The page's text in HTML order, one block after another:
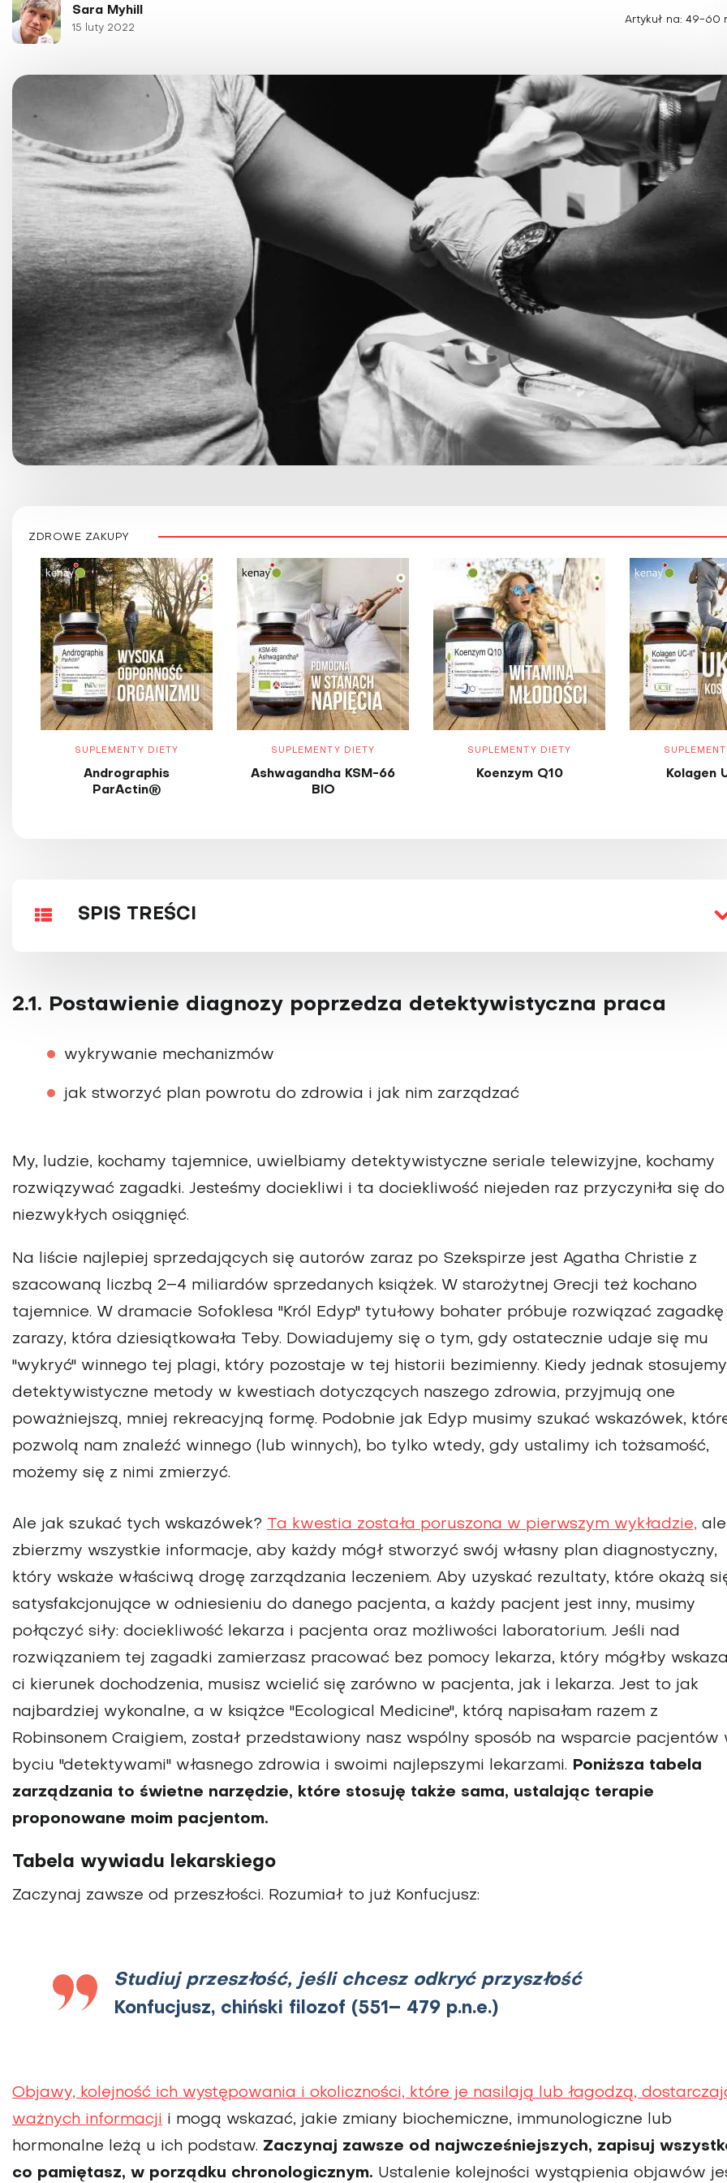
Sara Myhill
15 luty 2022
Artykuł na: 49-60
ZDROWE ZAKUPY
SUPLEMENTY DIETY
Andrographis
ParActin®
SUPLEMENTY DIETY
Ashwagandha KSM-66
BIO
SUPLEMENTY DIETY
Koenzym Q10 Kolagen
SPIS TREŚCI
2.1. Postawienie diagnozy poprzedza detektywistyczna praca
wykrywanie mechanizmów
jak stworzyć plan powrotu do zdrowia i jak nim zarządzać
My, ludzie, kochamy tajemnice, uwielbiamy detektywistyczne seriale telewizyjne, kochamy
rozwiązywać zagadki. Jesteśmy dociekliwi i ta dociekliwość niejeden raz przyczyniła się do
niezwykłych osiągnięć.
Na liście najlepiej sprzedających się autorów zaraz po Szekspirze jest Agatha Christie z
szacowaną liczbą 2–4 miliardów sprzedanych książek. W starożytnej Grecji też kochano
tajemnice. W dramacie Sofoklesa "Król Edyp" tytułowy bohater próbuje rozwiązać zagadkę
zarazy, która dziesiątkowała Teby. Dowiadujemy się o tym, gdy ostatecznie udaje się mu
"wykryć" winnego tej plagi, który pozostaje w tej historii bezimienny. Kiedy jednak stosujemy
detektywistyczne metody w kwestiach dotyczących naszego zdrowia, przyjmują one
poważniejszą, mniej rekreacyjną formę. Podobnie jak Edyp musimy szukać wskazówek,
pozwolą nam znaleźć winnego (lub winnych), bo tylko wtedy, gdy ustalimy ich tożsamość,
możemy się z nimi zmierzyć.
Ale jak szukać tych wskazówek? Ta kwestia została poruszona w pierwszym wykładzie, ale
zbierzmy wszystkie informacje, aby każdy mógł stworzyć swój własny plan diagnostyczny,
który wskaże właściwą drogę zarządzania leczeniem. Aby uzyskać rezultaty, które okażą
satysfakcjonujące w odniesieniu do danego pacjenta, a każdy pacjent jest inny, musimy
połączyć siły: dociekliwość lekarza i pacjenta oraz możliwości laboratorium. Jeśli nad
rozwiązaniem tej zagadki zamierzasz pracować bez pomocy lekarza, który mógłby
ci kierunek dochodzenia, musisz wcielić się zarówno w pacjenta, jak i lekarza. Jest to jak
najbardziej wykonalne, a w książce "Ecological Medicine", którą napisałam razem z
Robinsonem Craigiem, został przedstawiony nasz wspólny sposób na wsparcie pacjentów
byciu "detektywami" własnego zdrowia i swoimi najlepszymi lekarzami.
Poniższa tabela
zarządzania to świetne narzędzie, które stosuję także sama, ustalając terapie
proponowane moim pacjentom.
Tabela wywiadu lekarskiego
Zaczynaj zawsze od przeszłości. Rozumiał to już Konfucjusz:
Studiuj przeszłość, jeśli chcesz odkryć przyszłość
Konfucjusz, chiński filozof (551– 479 p.n.e.)
Objawy, kolejność ich występowania i okoliczności, które je nasilają lub łagodzą,
ważnych informacji i mogą wskazać, jakie zmiany biochemiczne, immunologiczne lub
hormonalne leżą u ich podstaw. Zaczynaj zawsze od najwcześniejszych, zapisuj
co pamiętasz, w porządku chronologicznym. Ustalenie kolejności wystąpienia objawów